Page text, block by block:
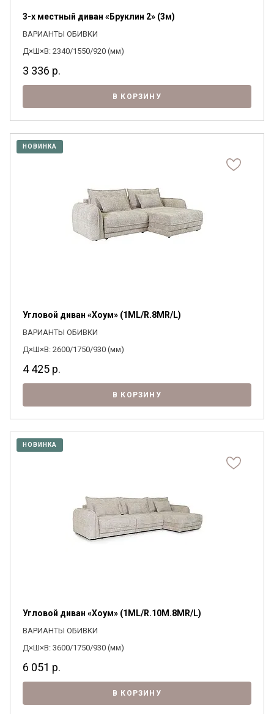
3-х местный диван «Бруклин 2» (3м)
ВАРИАНТЫ ОБИВКИ
Д×Ш×В: 2340/1550/920 (мм)
3 336 р.
В КОРЗИНУ
НОВИНКА
Угловой диван «Хоум» (1ML/R.8MR/L)
ВАРИАНТЫ ОБИВКИ
Д×Ш×В: 2600/1750/930 (мм)
4 425 р.
В КОРЗИНУ
НОВИНКА
Угловой диван «Хоум» (1ML/R.10M.8MR/L)
ВАРИАНТЫ ОБИВКИ
Д×Ш×В: 3600/1750/930 (мм)
6 051 р.
В КОРЗИНУ